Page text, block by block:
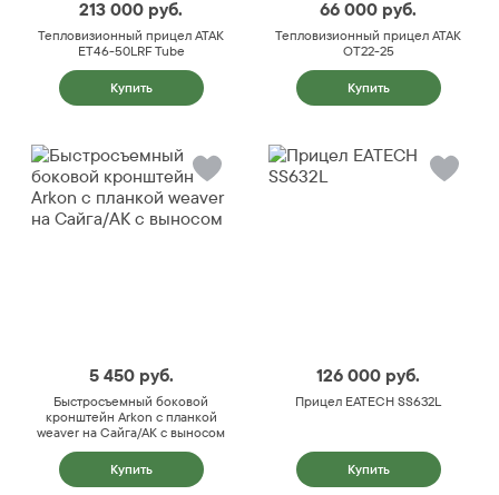
213 000 руб.
Тепловизионный прицел ATAK
ET46-50LRF Tube
Купить
66 000 руб.
Тепловизионный прицел ATAK
OT22-25
Купить
5 450 руб.
Быстросъемный боковой
кронштейн Arkon с планкой
weaver на Сайга/АК с выносом
Купить
126 000 руб.
Прицел EATECH SS632L
Купить